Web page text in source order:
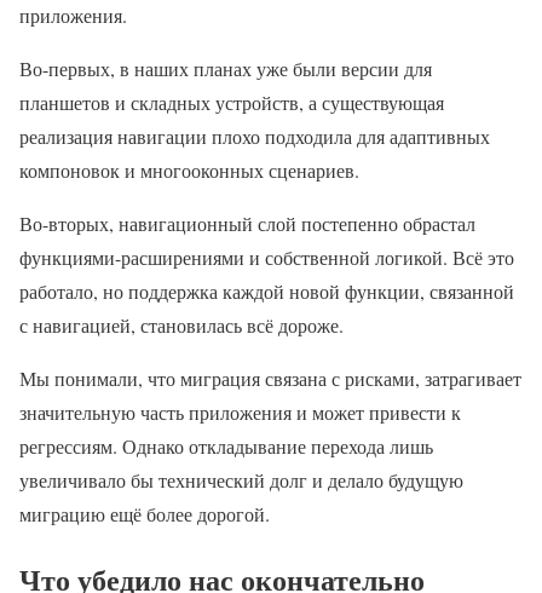
приложения.
Во-первых, в наших планах уже были версии для
планшетов и складных устройств, а существующая
реализация навигации плохо подходила для адаптивных
компоновок и многооконных сценариев.
Во-вторых, навигационный слой постепенно обрастал
функциями-расширениями и собственной логикой. Всё это
работало, но поддержка каждой новой функции, связанной
с навигацией, становилась всё дороже.
Мы понимали, что миграция связана с рисками, затрагивает
значительную часть приложения и может привести к
регрессиям. Однако откладывание перехода лишь
увеличивало бы технический долг и делало будущую
миграцию ещё более дорогой.
Что убедило нас окончательно